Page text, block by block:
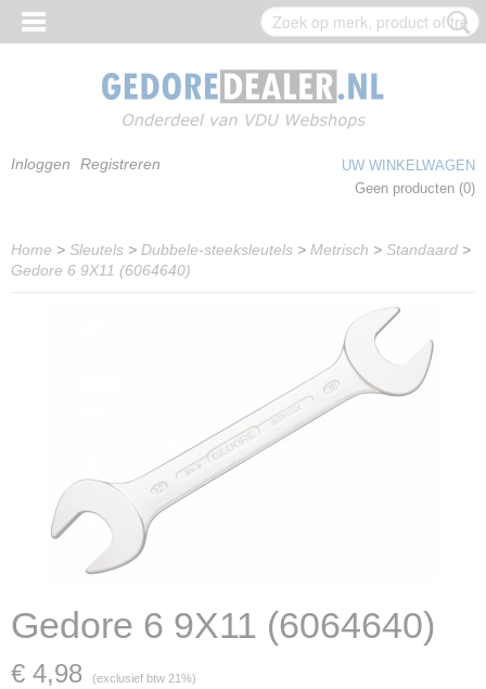
Inloggen Registreren
UW WINKELWAGEN
Geen producten (0)
Home > Sleutels > Dubbele-steeksleutels > Metrisch > Standaard >
Gedore 6 9X11 (6064640)
Gedore 6 9X11 (6064640)
€ 4,98 (exclusief btw 21%)